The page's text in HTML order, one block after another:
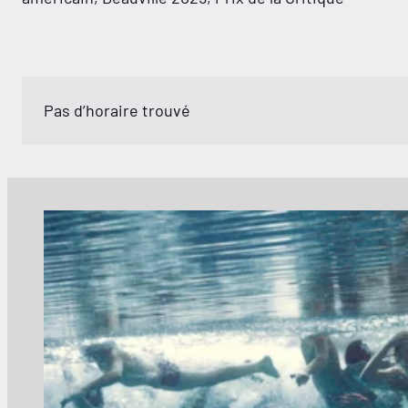
Pas d’horaire trouvé